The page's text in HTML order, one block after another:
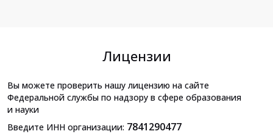
Лицензии
Вы можете проверить нашу лицензию на сайте
Федеральной службы по надзору в сфере образования
и науки
Введите ИНН организации: 7841290477